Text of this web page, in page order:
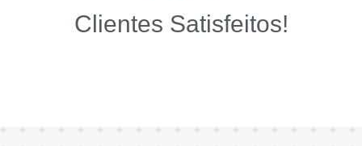
Clientes Satisfeitos!